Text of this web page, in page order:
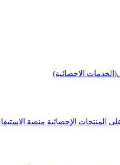
الاحصائية)
المنتجات الإحصائية منصة